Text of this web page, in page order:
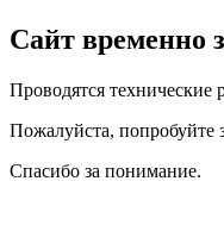
Сайт временно
Проводятся технические
Пожалуйста, попробуйте
Спасибо за понимание.